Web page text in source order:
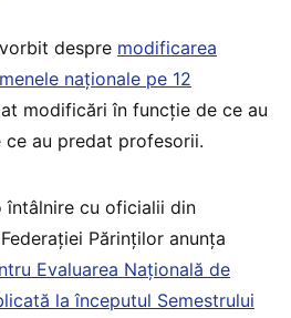
despre modificarea
naționale pe 12
modificări în funcție de ce au
au predat profesorii.
întâlnire cu oficialii din
Părinților anunța
Evaluarea Națională de
la începutul Semestrului